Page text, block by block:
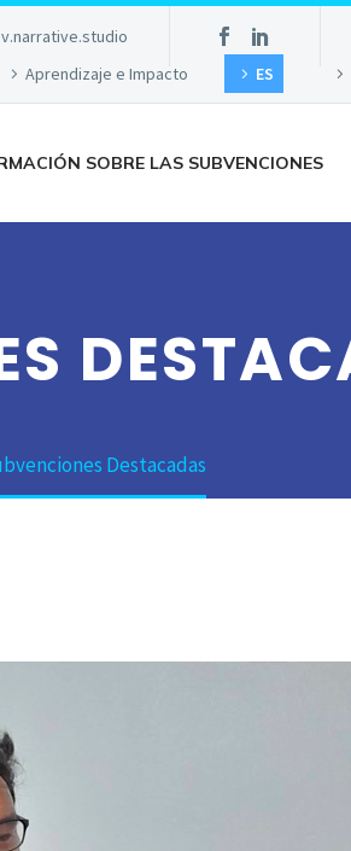
Aprendizaje e Impacto ES
SOBRE LAS SUBVENCIONES
Destacadas